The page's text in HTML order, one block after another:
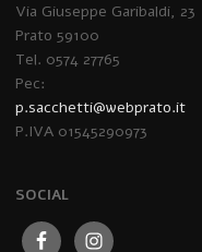
Via Giuseppe Garibaldi, 23
Prato 59100
Tel. 0574 27765
Pec:
p.sacchetti@webprato.it
P.IVA 01545290973
SOCIAL